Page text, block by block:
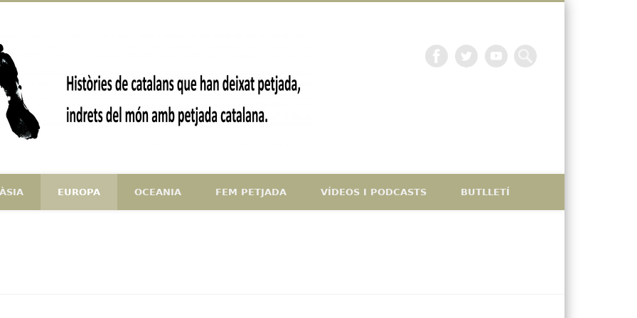
La petjada catalana
del món amb petjada catalana
ÀSIA EUROPA OCEANIA FEM PETJADA VÍDEOS I PODCASTS BUTLLETÍ